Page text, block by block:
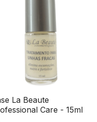
La Beaute
Care - 15ml